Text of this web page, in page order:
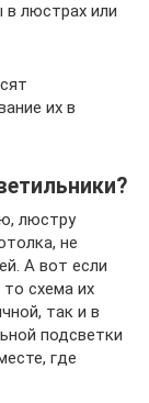
в люстрах или
их в
люстру
не
А вот если
схема их
так и в
подсветки
где